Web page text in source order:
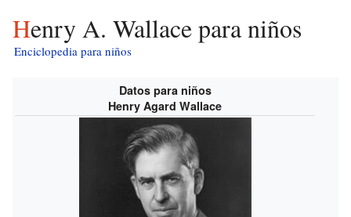
Henry A. Wallace para niños
Enciclopedia para niños
Datos para niños
Henry Agard Wallace